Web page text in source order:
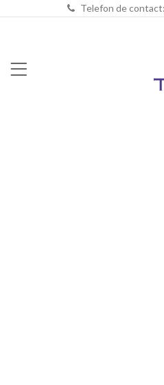
Telefon de